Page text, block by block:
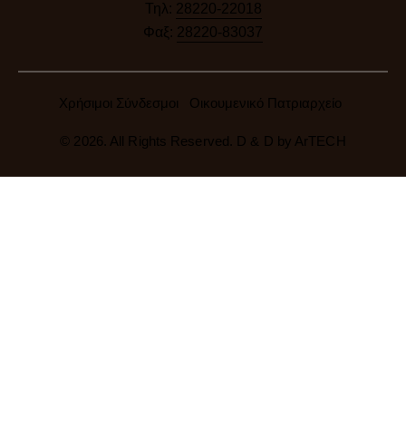
Τηλ: 28220-22018
Φαξ: 28220-83037
Χρήσιμοι Σύνδεσμοι Οικουμενικό Πατριαρχείο
© 2026. All Rights Reserved. D & D by ArTECH